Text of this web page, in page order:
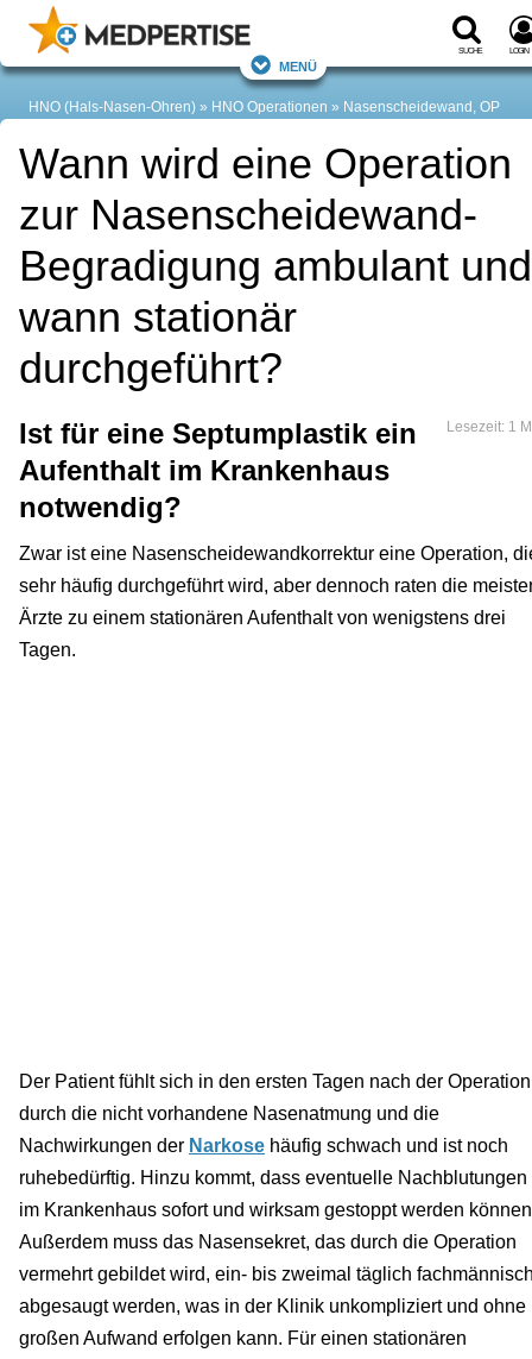
Suche Login
Menü
HNO (Hals-Nasen-Ohren) HNO Operationen Nasenscheidewand, OP
Wann wird eine Operation
zur Nasenscheidewand-
Begradigung ambulant und
wann stationär
durchgeführt?
Lesezeit: 1
Ist für eine Septumplastik ein
Aufenthalt im Krankenhaus
notwendig?
Zwar ist eine Nasenscheidewandkorrektur eine Operation,
sehr häufig durchgeführt wird, aber dennoch raten die
Ärzte zu einem stationären Aufenthalt von wenigstens drei
Tagen.
Der Patient fühlt sich in den ersten Tagen nach der Operation
durch die nicht vorhandene Nasenatmung und die
Nachwirkungen der Narkose häufig schwach und ist noch
ruhebedürftig. Hinzu kommt, dass eventuelle Nachblutungen
im Krankenhaus sofort und wirksam gestoppt werden
Außerdem muss das Nasensekret, das durch die Operation
vermehrt gebildet wird, ein- bis zweimal täglich
abgesaugt werden, was in der Klinik unkompliziert und ohne
großen Aufwand erfolgen kann. Für einen stationären